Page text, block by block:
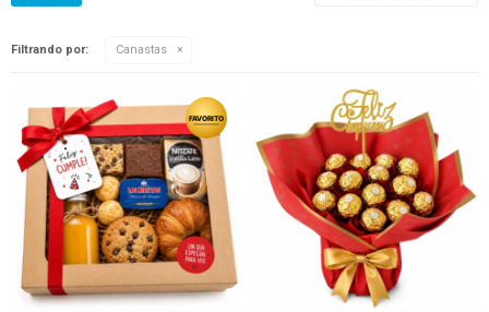
Filtrando por: Canastas